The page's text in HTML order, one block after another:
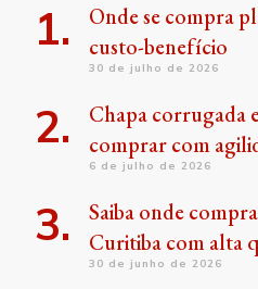
Onde se compra
custo-benefício
30 de julho de 2026
Chapa corrugada
comprar com
6 de julho de 2026
Saiba onde
Curitiba com alta
30 de junho de 2026